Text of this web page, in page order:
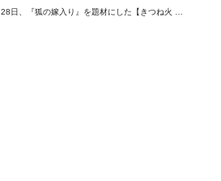
日、『狐の嫁入り』を題材にした【きつね火 …